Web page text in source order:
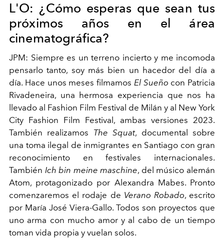
L'O: ¿Cómo esperas que sean tus
próximos años en el área
cinematográfica?
JPM: Siempre es un terreno incierto y me incomoda
pensarlo tanto, soy más bien un hacedor del día a
día. Hace unos meses filmamos El Sueño con Patricia
Rivadeneira, una hermosa experiencia que nos ha
llevado al Fashion Film Festival de Milán y al New York
City Fashion Film Festival, ambas versiones 2023.
También realizamos The Squat, documental sobre
una toma ilegal de inmigrantes en Santiago con gran
reconocimiento en festivales internacionales.
También Ich bin meine maschine, del músico alemán
Atom, protagonizado por Alexandra Mabes. Pronto
comenzaremos el rodaje de Verano Robado, escrito
por María José Viera-Gallo. Todos son proyectos que
uno arma con mucho amor y al cabo de un tiempo
toman vida propia y vuelan solos.